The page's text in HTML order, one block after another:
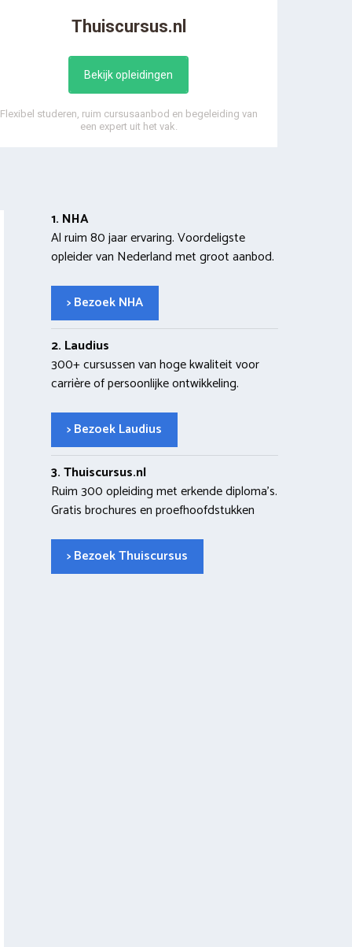
Thuiscursus.nl
Bekijk opleidingen
Flexibel studeren, ruim cursusaanbod en begeleiding van
een expert uit het vak.
1. NHA
Al ruim 80 jaar ervaring. Voordeligste
opleider van Nederland met groot aanbod.
> Bezoek NHA
2. Laudius
300+ cursussen van hoge kwaliteit voor
carrière of persoonlijke ontwikkeling.
> Bezoek Laudius
3. Thuiscursus.nl
Ruim 300 opleiding met erkende diploma’s.
Gratis brochures en proefhoofdstukken
> Bezoek Thuiscursus